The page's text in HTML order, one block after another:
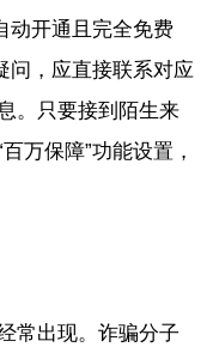
动开通且完全免费
问，应直接联系对应
。只要接到陌生来
万保障”功能设置，
常出现。诈骗分子